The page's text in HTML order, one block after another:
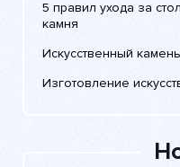
5 правил ухода за
камня
Искусственный
Изготовление